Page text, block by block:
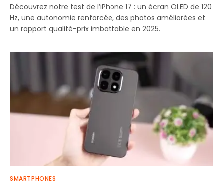
Découvrez notre test de l’iPhone 17 : un écran OLED de 120
Hz, une autonomie renforcée, des photos améliorées et
un rapport qualité-prix imbattable en 2025.
SMARTPHONES